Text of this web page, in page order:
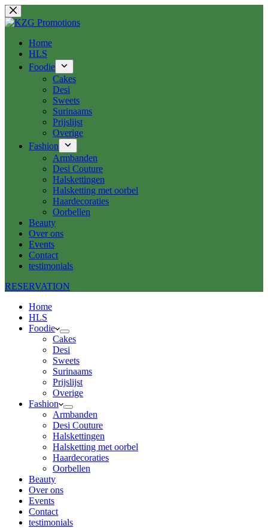
Ga
naar
inhoudHome
HLS
Foodie
Cakes
Desi
Sweets
Surinaams
Prijslijst
Overige
Fashion
Armbanden
Desi Couture
Halskettingen
Halsketting met oorbel
Haardecoraties
Oorbellen
Beauty
Over ons
Events
Contact
testimonials
RESERVATION
Home
HLS
Foodie
Cakes
Desi
Sweets
Surinaams
Prijslijst
Overige
Fashion
Armbanden
Desi Couture
Halskettingen
Halsketting met oorbel
Haardecoraties
Oorbellen
Beauty
Over ons
Events
Contact
testimonials